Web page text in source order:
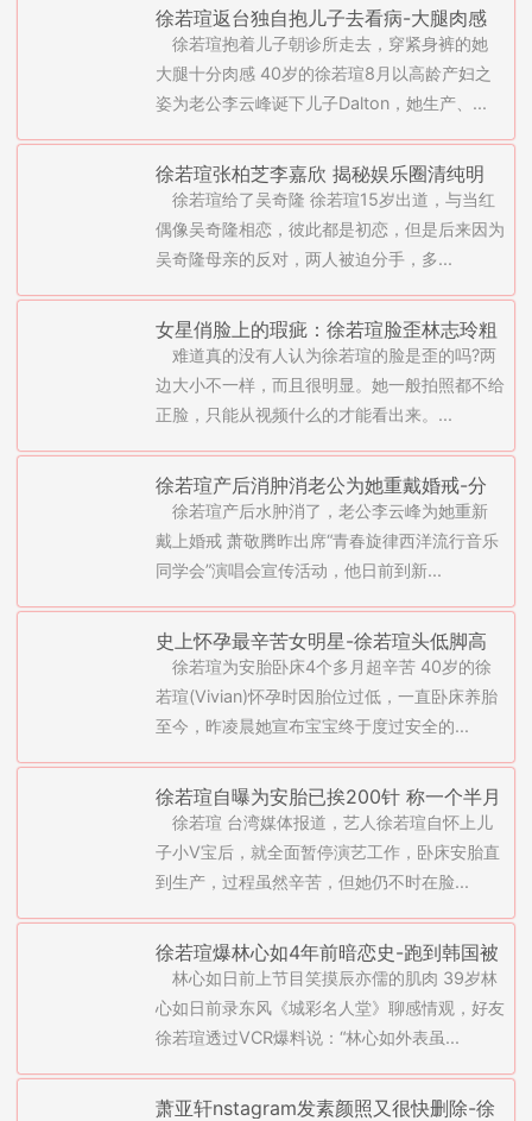
徐若瑄返台独自抱儿子去看病-大腿肉感
没时间管理身材(图)
徐若瑄抱着儿子朝诊所走去，穿紧身裤的她
大腿十分肉感 40岁的徐若瑄8月以高龄产妇之
姿为老公李云峰诞下儿子Dalton，她生产、...
徐若瑄张柏芝李嘉欣 揭秘娱乐圈清纯明
星“初夜”都给了谁
徐若瑄给了吴奇隆 徐若瑄15岁出道，与当红
偶像吴奇隆相恋，彼此都是初恋，但是后来因为
吴奇隆母亲的反对，两人被迫分手，多...
女星俏脸上的瑕疵：徐若瑄脸歪林志玲粗
糙
难道真的没有人认为徐若瑄的脸是歪的吗?两
边大小不一样，而且很明显。她一般拍照都不给
正脸，只能从视频什么的才能看出来。...
徐若瑄产后消肿消老公为她重戴婚戒-分
食胎盘吓傻萧敬腾(图)
徐若瑄产后水肿消了，老公李云峰为她重新
戴上婚戒 萧敬腾昨出席“青春旋律西洋流行音乐
同学会”演唱会宣传活动，他日前到新...
史上怀孕最辛苦女明星-徐若瑄头低脚高
卧床138天没洗澡洗头(图)
徐若瑄为安胎卧床4个多月超辛苦 40岁的徐
若瑄(Vivian)怀孕时因胎位过低，一直卧床养胎
至今，昨凌晨她宣布宝宝终于度过安全的...
徐若瑄自曝为安胎已挨200针 称一个半月
后将生产
徐若瑄 台湾媒体报道，艺人徐若瑄自怀上儿
子小V宝后，就全面暂停演艺工作，卧床安胎直
到生产，过程虽然辛苦，但她仍不时在脸...
徐若瑄爆林心如4年前暗恋史-跑到韩国被
放鸽子大哭(图)
林心如日前上节目笑摸辰亦儒的肌肉 39岁林
心如日前录东风《城彩名人堂》聊感情观，好友
徐若瑄透过VCR爆料说：“林心如外表虽...
萧亚轩nstagram发素颜照又很快删除-徐